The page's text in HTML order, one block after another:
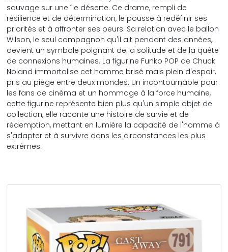
sauvage sur une île déserte. Ce drame, rempli de
résilience et de détermination, le pousse à redéfinir ses
priorités et à affronter ses peurs. Sa relation avec le ballon
Wilson, le seul compagnon qu'il ait pendant des années,
devient un symbole poignant de la solitude et de la quête
de connexions humaines. La figurine Funko POP de Chuck
Noland immortalise cet homme brisé mais plein d'espoir,
pris au piège entre deux mondes. Un incontournable pour
les fans de cinéma et un hommage à la force humaine,
cette figurine représente bien plus qu'un simple objet de
collection, elle raconte une histoire de survie et de
rédemption, mettant en lumière la capacité de l'homme à
s'adapter et à survivre dans les circonstances les plus
extrêmes.